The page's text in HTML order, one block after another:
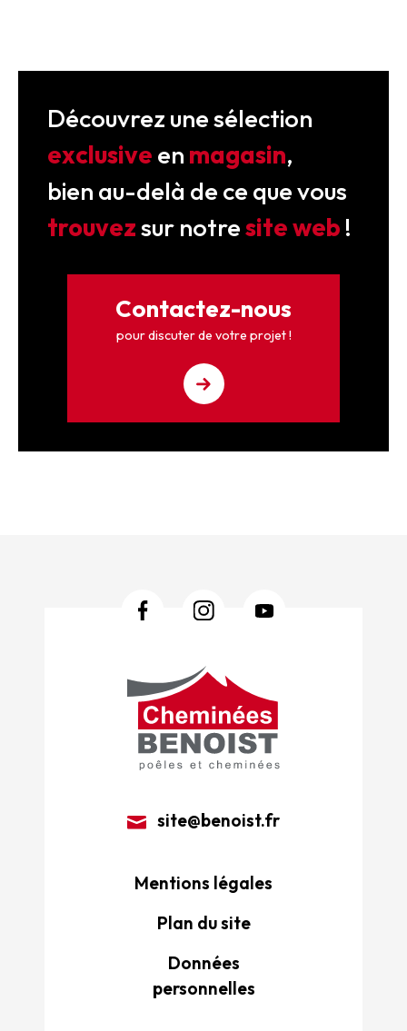
Découvrez une sélection
exclusive en magasin,
bien au-delà de ce que vous
trouvezsur notresite web !
Contactez-nous
pour discuter de votre projet !
site@benoist.fr
Mentions légales
Plan du site
Données
personnelles